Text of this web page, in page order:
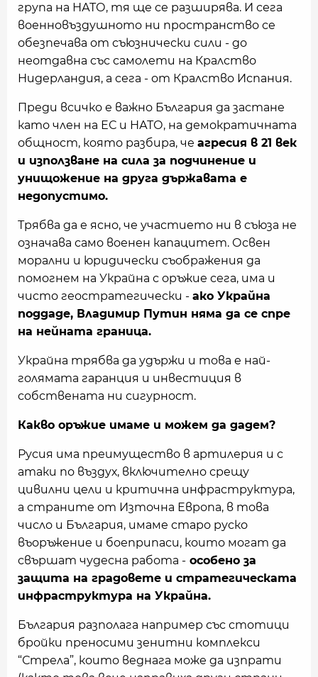
група на НАТО, тя ще се разширява. И сега
военновъздушното ни пространство се
обезпечава от съюзнически сили - до
неотдавна със самолети на Кралство
Нидерландия, а сега - от Кралство Испания.
Преди всичко е важно България да застане
като член на ЕС и НАТО, на демократичната
общност, която разбира, че агресия в 21 век
и използване на сила за подчинение и
унищожение на друга държавата е
недопустимо.
Трябва да е ясно, че участието ни в съюза не
означава само военен капацитет. Освен
морални и юридически съображения да
помогнем на Украйна с оръжие сега, има и
чисто геостратегически - ако Украйна
поддаде, Владимир Путин няма да се спре
на нейната граница.
Украйна трябва да удържи и това е най-
голямата гаранция и инвестиция в
собствената ни сигурност.
Какво оръжие имаме и можем да дадем?
Русия има преимущество в артилерия и с
атаки по въздух, включително срещу
цивилни цели и критична инфраструктура,
а страните от Източна Европа, в това
число и България, имаме старо руско
въоръжение и боеприпаси, които могат да
свършат чудесна работа - особено за
защита на градовете и стратегическата
инфраструктура на Украйна.
България разполага например със стотици
бройки преносими зенитни комплекси
“Стрела”, които веднага може да изпрати